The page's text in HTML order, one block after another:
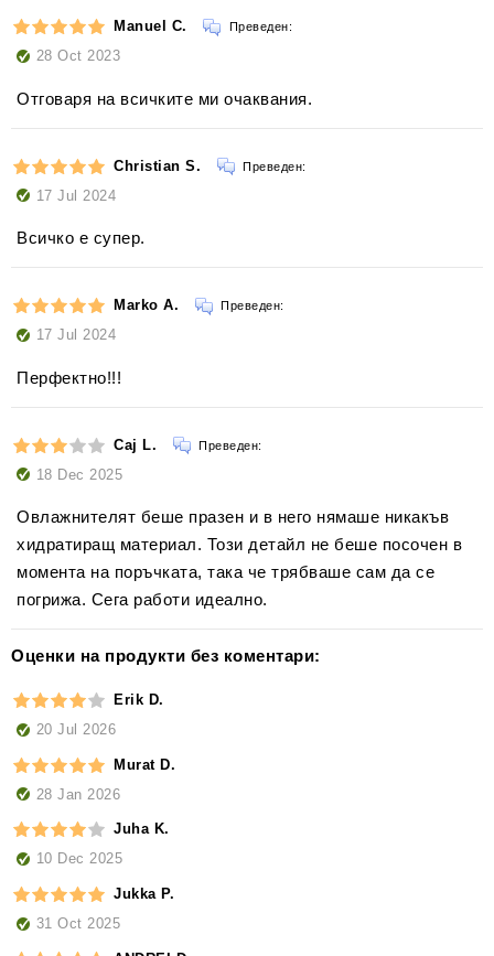
Manuel C. Преведен:
28 Oct 2023
Отговаря на всичките ми очаквания.
Christian S. Преведен:
17 Jul 2024
Всичко е супер.
Marko A. Преведен:
17 Jul 2024
Перфектно!!!
Caj L. Преведен:
18 Dec 2025
Овлажнителят беше празен и в него нямаше никакъв
хидратиращ материал. Този детайл не беше посочен в
момента на поръчката, така че трябваше сам да се
погрижа. Сега работи идеално.
Оценки на продукти без коментари:
Erik D.
20 Jul 2026
Murat D.
28 Jan 2026
Juha K.
10 Dec 2025
Jukka P.
31 Oct 2025